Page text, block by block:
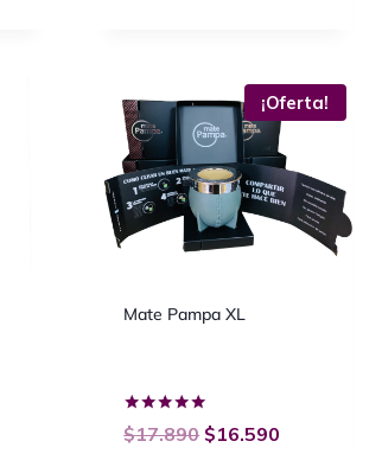
¡Oferta!
Mate Pampa XL
Valorado
con
$17.890 $16.590